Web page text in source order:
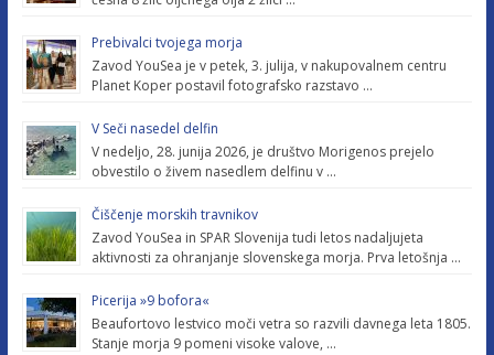
Prebivalci tvojega morja
Zavod YouSea je v petek, 3. julija, v nakupovalnem centru
Planet Koper postavil fotografsko razstavo …
V Seči nasedel delfin
V nedeljo, 28. junija 2026, je društvo Morigenos prejelo
obvestilo o živem nasedlem delfinu v …
Čiščenje morskih travnikov
Zavod YouSea in SPAR Slovenija tudi letos nadaljujeta
aktivnosti za ohranjanje slovenskega morja. Prva letošnja …
Picerija »9 bofora«
Beaufortovo lestvico moči vetra so razvili davnega leta 1805.
Stanje morja 9 pomeni visoke valove, …